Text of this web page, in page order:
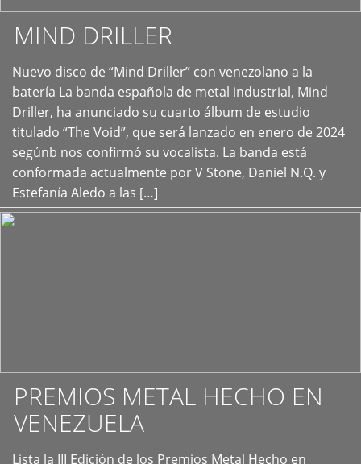
MIND DRILLER
Nuevo disco de “Mind Driller” con venezolano a la
batería La banda española de metal industrial, Mind
Driller, ha anunciado su cuarto álbum de estudio
titulado “The Void”, que será lanzado en enero de 2024
segúnb nos confirmó su vocalista. La banda está
conformada actualmente por V Stone, Daniel N.Q. y
Estefanía Aledo a las […]
+
PREMIOS METAL HECHO EN
VENEZUELA
Lista la III Edición de los Premios Metal Hecho en